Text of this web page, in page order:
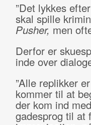
”Det lykkes
skal spille
Pusher, men
Derfor er
inde over
”Alle replikker
kommer til at
der kom ind
gadesprog til at